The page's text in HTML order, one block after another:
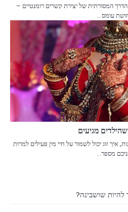
המסורתית של יצירת קשרים רומנטיים –
עומס…
מגיעים
איך זוג יכול לשמור על חיי מין פעילים למרות
מספר…
שושבינה?